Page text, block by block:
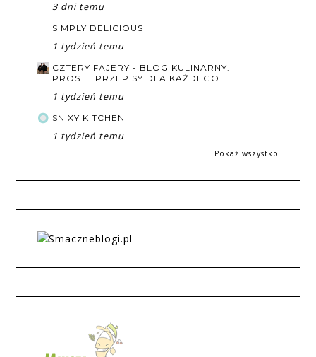
3 dni temu
SIMPLY DELICIOUS
1 tydzień temu
CZTERY FAJERY - BLOG KULINARNY.
PROSTE PRZEPISY DLA KAŻDEGO.
1 tydzień temu
SNIXY KITCHEN
1 tydzień temu
Pokaż wszystko